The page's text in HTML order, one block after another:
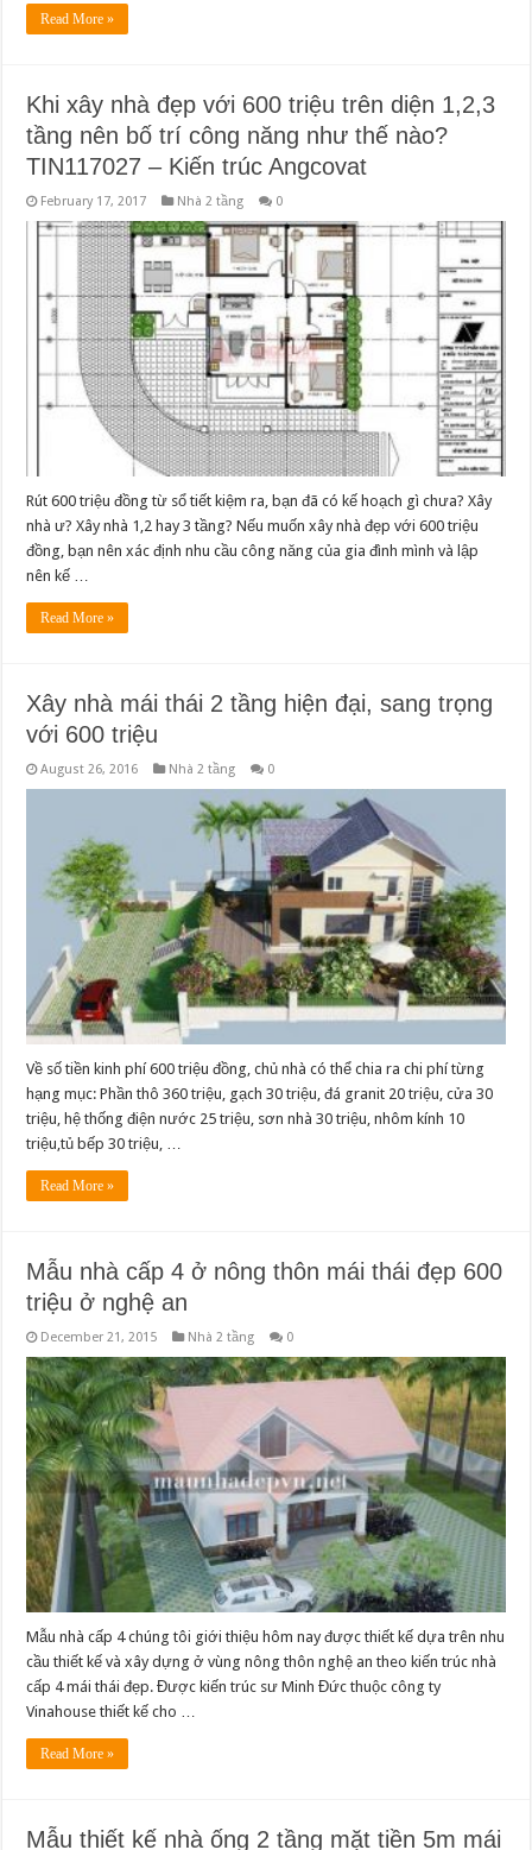
Read More »
Khi xây nhà đẹp với 600 triệu trên diện 1,2,3
tầng nên bố trí công năng như thế nào?
TIN117027 – Kiến trúc Angcovat
February 17, 2017 Nhà 2 tầng 0
Rút 600 triệu đồng từ sổ tiết kiệm ra, bạn đã có kế hoạch gì chưa? Xây
nhà ư? Xây nhà 1,2 hay 3 tầng? Nếu muốn xây nhà đẹp với 600 triệu
đồng, bạn nên xác định nhu cầu công năng của gia đình mình và lập
nên kế …
Read More »
Xây nhà mái thái 2 tầng hiện đại, sang trọng
với 600 triệu
August 26, 2016 Nhà 2 tầng 0
Về số tiền kinh phí 600 triệu đồng, chủ nhà có thể chia ra chi phí từng
hạng mục: Phần thô 360 triệu, gạch 30 triệu, đá granit 20 triệu, cửa 30
triệu, hệ thống điện nước 25 triệu, sơn nhà 30 triệu, nhôm kính 10
triệu,tủ bếp 30 triệu, …
Read More »
Mẫu nhà cấp 4 ở nông thôn mái thái đẹp 600
triệu ở nghệ an
December 21, 2015 Nhà 2 tầng 0
Mẫu nhà cấp 4 chúng tôi giới thiệu hôm nay được thiết kế dựa trên nhu
cầu thiết kế và xây dựng ở vùng nông thôn nghệ an theo kiến trúc nhà
cấp 4 mái thái đẹp. Được kiến trúc sư Minh Đức thuộc công ty
Vinahouse thiết kế cho …
Read More »
Mẫu thiết kế nhà ống 2 tầng mặt tiền 5m mái